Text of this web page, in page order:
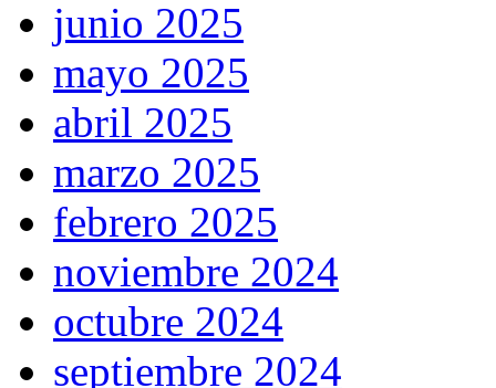
junio 2025
mayo 2025
abril 2025
marzo 2025
febrero 2025
noviembre 2024
octubre 2024
septiembre 2024